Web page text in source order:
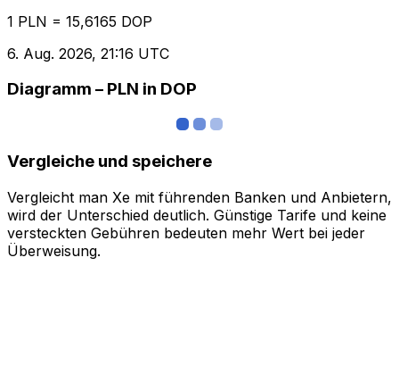
1 PLN = 15,6165 DOP
6. Aug. 2026, 21:16 UTC
Diagramm – PLN in DOP
Vergleiche und speichere
Vergleicht man Xe mit führenden Banken und Anbietern,
wird der Unterschied deutlich. Günstige Tarife und keine
versteckten Gebühren bedeuten mehr Wert bei jeder
Überweisung.